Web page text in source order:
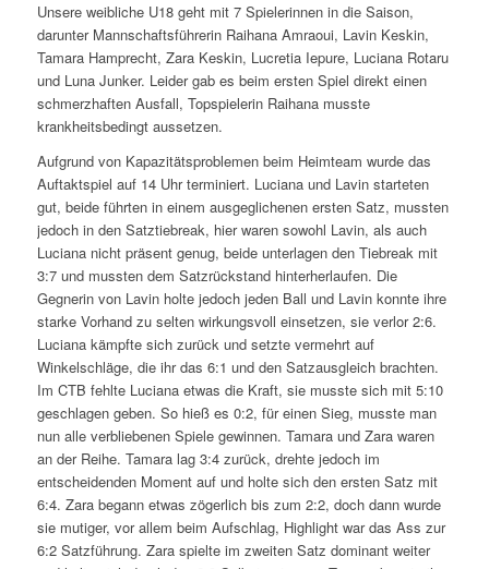
Unsere weibliche U18 geht mit 7 Spielerinnen in die Saison,
darunter Mannschaftsführerin Raihana Amraoui, Lavin Keskin,
Tamara Hamprecht, Zara Keskin, Lucretia Iepure, Luciana Rotaru
und Luna Junker. Leider gab es beim ersten Spiel direkt einen
schmerzhaften Ausfall, Topspielerin Raihana musste
krankheitsbedingt aussetzen.
Aufgrund von Kapazitätsproblemen beim Heimteam wurde das
Auftaktspiel auf 14 Uhr terminiert. Luciana und Lavin starteten
gut, beide führten in einem ausgeglichenen ersten Satz, mussten
jedoch in den Satztiebreak, hier waren sowohl Lavin, als auch
Luciana nicht präsent genug, beide unterlagen den Tiebreak mit
3:7 und mussten dem Satzrückstand hinterherlaufen. Die
Gegnerin von Lavin holte jedoch jeden Ball und Lavin konnte ihre
starke Vorhand zu selten wirkungsvoll einsetzen, sie verlor 2:6.
Luciana kämpfte sich zurück und setzte vermehrt auf
Winkelschläge, die ihr das 6:1 und den Satzausgleich brachten.
Im CTB fehlte Luciana etwas die Kraft, sie musste sich mit 5:10
geschlagen geben. So hieß es 0:2, für einen Sieg, musste man
nun alle verbliebenen Spiele gewinnen. Tamara und Zara waren
an der Reihe. Tamara lag 3:4 zurück, drehte jedoch im
entscheidenden Moment auf und holte sich den ersten Satz mit
6:4. Zara begann etwas zögerlich bis zum 2:2, doch dann wurde
sie mutiger, vor allem beim Aufschlag, Highlight war das Ass zur
6:2 Satzführung. Zara spielte im zweiten Satz dominant weiter